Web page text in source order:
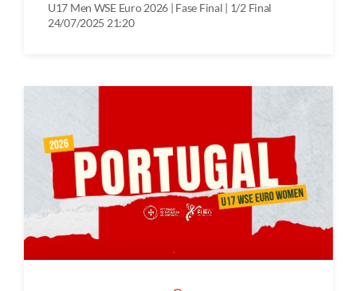
U17 Men WSE Euro 2026 | Fase Final | 1/2 Final
24/07/2025 21:20